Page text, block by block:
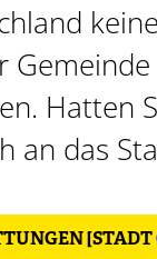
Hatten
an das